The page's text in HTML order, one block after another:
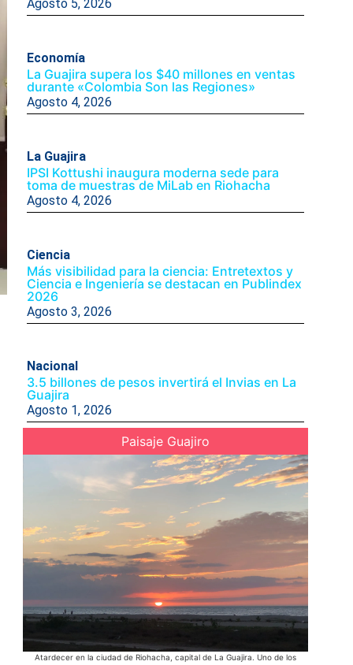
Agosto 5, 2026
Economía
La Guajira supera los $40 millones en ventas
durante «Colombia Son las Regiones»
Agosto 4, 2026
La Guajira
IPSI Kottushi inaugura moderna sede para
toma de muestras de MiLab en Riohacha
Agosto 4, 2026
Ciencia
Más visibilidad para la ciencia: Entretextos y
Ciencia e Ingeniería se destacan en Publindex
2026
Agosto 3, 2026
Nacional
3.5 billones de pesos invertirá el Invias en La
Guajira
Agosto 1, 2026
Paisaje Guajiro
Atardecer en la ciudad de Riohacha, capital de La Guajira. Uno de los